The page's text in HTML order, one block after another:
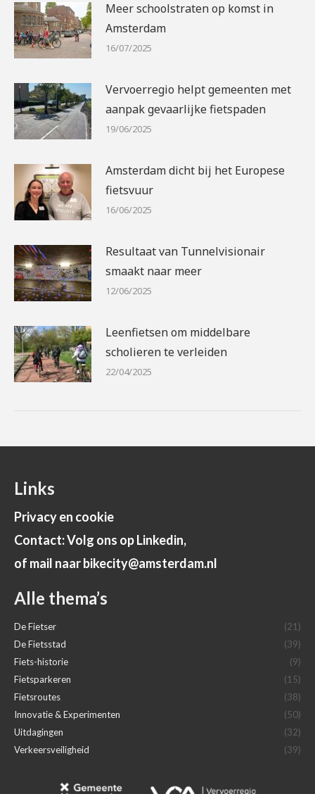
Meer schoolstraten op komst in
Amsterdam
16/07/2025
Vervoerregio helpt gemeenten met
aanpak gevaarlijke fietspaden
19/06/2025
Amsterdam dicht bij het Europese
fietsvuur
16/06/2025
Resultaat van Tunnelvisionair
smaakt naar meer
12/06/2025
Leenfietsen om middelbare
scholieren te verleiden
22/04/2025
Links
Privacy en cookie
Contact: Volg ons op Linkedin,
of mail naar bikecity@amsterdam.nl
Alle thema’s
De Fietser
(21)
De Fietsstad
(39)
Fiets-historie
(9)
Fietsparkeren
(15)
Fietsroutes
(38)
Innovatie & Experimenten
(50)
Uitdagingen
(32)
Verkeersveiligheid
(39)